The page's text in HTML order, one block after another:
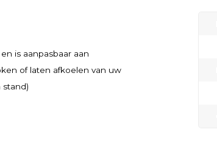
is aanpasbaar aan
of laten afkoelen van uw
stand)